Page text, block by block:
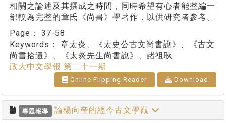
相關之論述及其撰成之時間，同時希望有心者能整編一
部較為完整的章氏《尚書》學著作，以供研究者參考。
Page： 37-58
Keywords： 章太炎、《太史公古文尚書說》、《古文
尚書拾遺》、《太炎先生尚書說》、諸祖耿
政大中文學報 第二十一期
Online Flipping Reader Download
專題報導 論楊向奎的經今古文學觀